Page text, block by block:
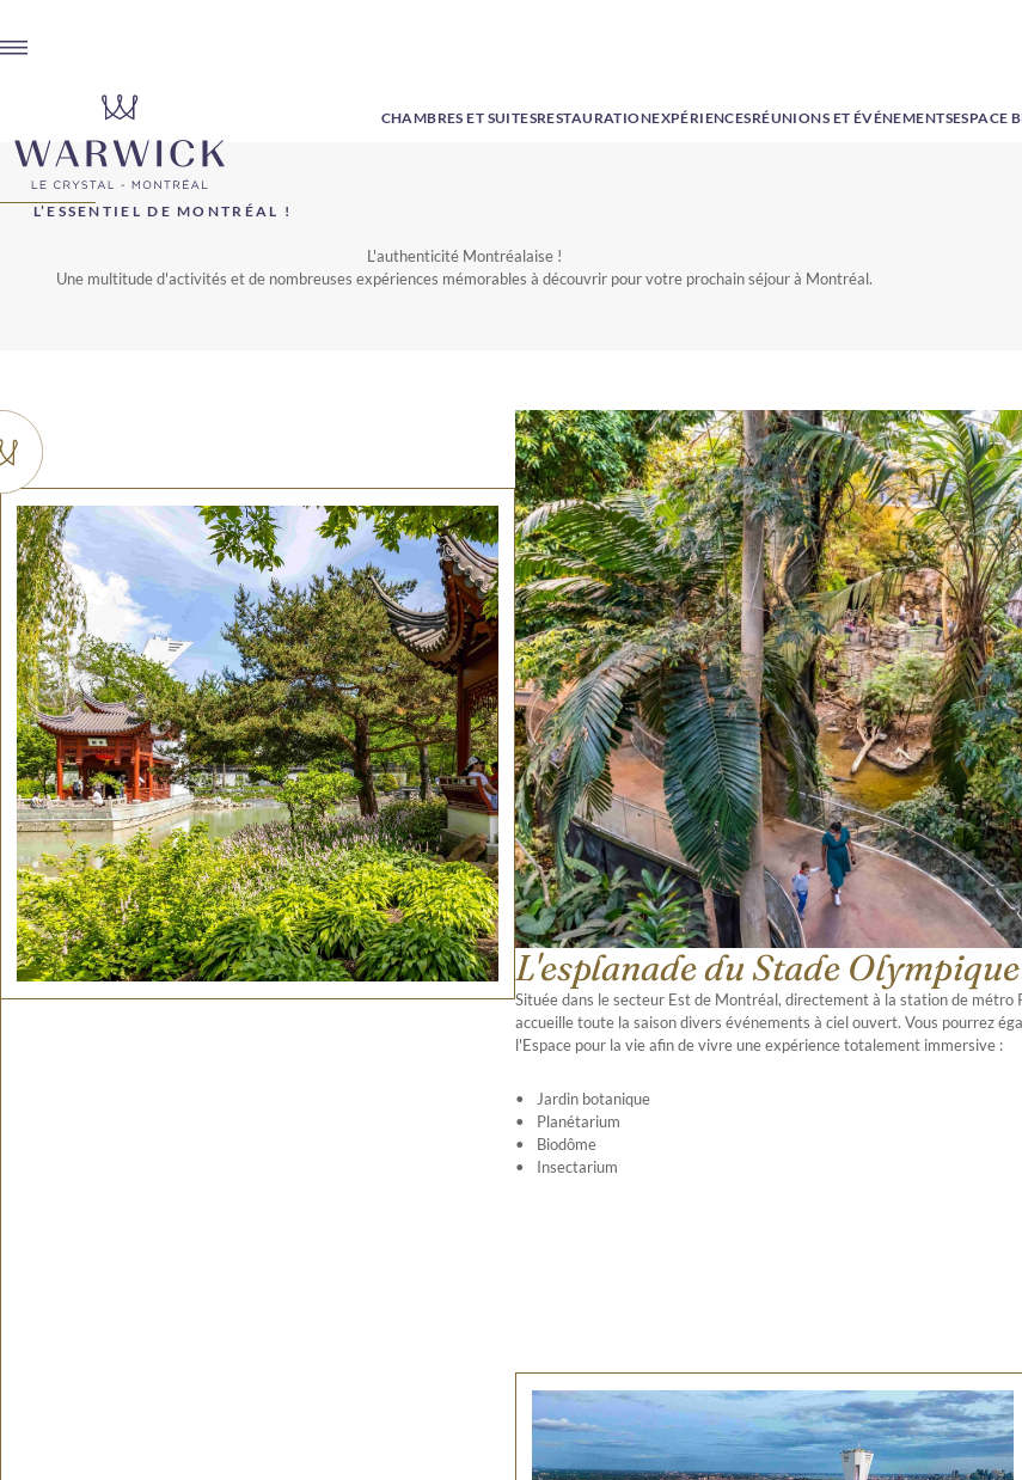
CHAMBRES ET SUITESRESTAURATIONEXPÉRIENCESRÉUNIONS ET ÉVÉNEMENTSESPACE
L’ESSENTIEL DE MONTRÉAL !
L'authenticité Montréalaise !
Une multitude d'activités et de nombreuses expériences mémorables à découvrir pour votre prochain séjour à Montréal.
L'esplanade du Stade Olympique
Située dans le secteur Est de Montréal, directement à la station de métro
accueille toute la saison divers événements à ciel ouvert. Vous pourrez
l'Espace pour la vie afin de vivre une expérience totalement immersive :
Jardin botanique
Planétarium
Biodôme
Insectarium